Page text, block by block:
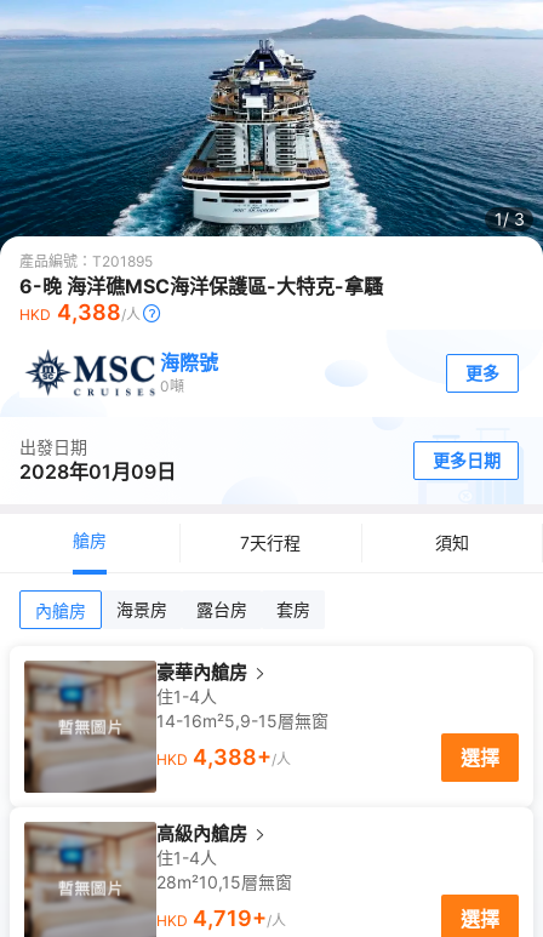
1/3
產品編號： T201895
6-晚 海洋礁MSC海洋保護區-大特克-拿騷
HKD 4,388/人
海際號
0噸
更多
出發日期
2028年01月09日 更多日期
艙房 7天行程 須知
內艙房 海景房 露台房 套房
豪華內艙房
住1-4人
14-16m²5,9-15層無窗
HKD 4,388+/人 選擇
高級內艙房
住1-4人
28m²10,15層無窗
HKD 4,719+/人 選擇